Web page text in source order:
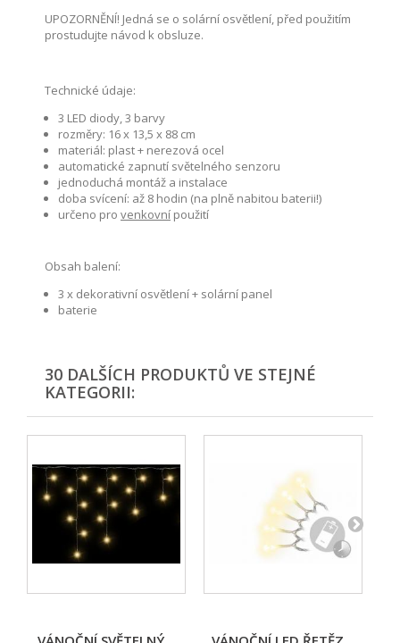
UPOZORNĚNÍ! Jedná se o solární osvětlení, před použitím
prostudujte návod k obsluze.
Technické údaje:
3 LED diody, 3 barvy
rozměry: 16 x 13,5 x 88 cm
materiál: plast + nerezová ocel
automatické zapnutí světelného senzoru
jednoduchá montáž a instalace
doba svícení: až 8 hodin (na plně nabitou baterii!)
určeno pro venkovní použití
Obsah balení:
3 x dekorativní osvětlení + solární panel
baterie
30 DALŠÍCH PRODUKTŮ VE STEJNÉ
KATEGORII: